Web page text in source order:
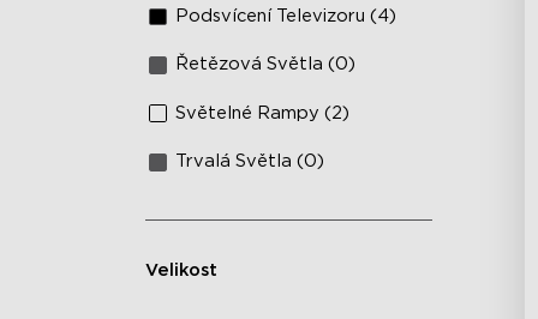
Podsvícení Televizoru (4)
Řetězová Světla (0)
Světelné Rampy (2)
Trvalá Světla (0)
Velikost